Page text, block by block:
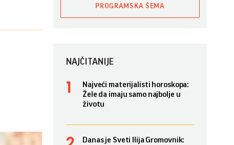
PROGRAMSKA ŠEMA
NAJČITANIJE
Najveći materijalisti horoskopa:
Žele da imaju samo najbolje u
životu
Danas je Sveti Ilija Gromovnik: